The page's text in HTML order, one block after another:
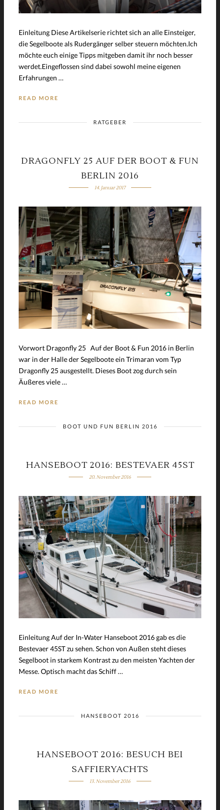
Einleitung Diese Artikelserie richtet sich an alle Einsteiger,
die Segelboote als Rudergänger selber steuern möchten.Ich
möchte euch einige Tipps mitgeben damit ihr noch besser
werdet.Eingeflossen sind dabei sowohl meine eigenen
Erfahrungen …
READ MORE
RATGEBER
DRAGONFLY 25 AUF DER BOOT & FUN
BERLIN 2016
14. Januar 2017
Vorwort Dragonfly 25 Auf der Boot & Fun 2016 in Berlin
war in der Halle der Segelboote ein Trimaran vom Typ
Dragonfly 25 ausgestellt. Dieses Boot zog durch sein
Äußeres viele …
READ MORE
BOOT UND FUN BERLIN 2016
HANSEBOOT 2016: BESTEVAER 45ST
20. November 2016
Einleitung Auf der In-Water Hanseboot 2016 gab es die
Bestevaer 45ST zu sehen. Schon von Außen steht dieses
Segelboot in starkem Kontrast zu den meisten Yachten der
Messe. Optisch macht das Schiff …
READ MORE
HANSEBOOT 2016
HANSEBOOT 2016: BESUCH BEI
SAFFIERYACHTS
13. November 2016